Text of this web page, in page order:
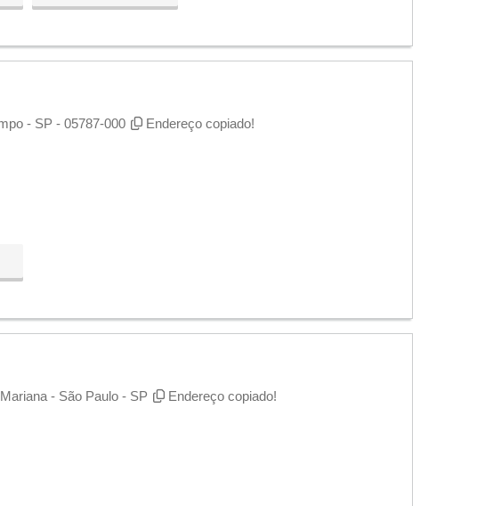
- SP - 05787-000 Endereço copiado!
- São Paulo - SP Endereço copiado!